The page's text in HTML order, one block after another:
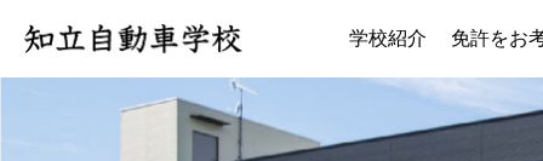
学校紹介 免許をお